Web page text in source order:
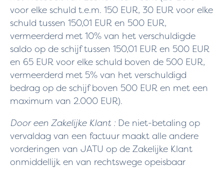
voor elke schuld t.e.m. 150 EUR, 30 EUR voor elke
schuld tussen 150,01 EUR en 500 EUR,
vermeerderd met 10% van het verschuldigde
saldo op de schijf tussen 150,01 EUR en 500 EUR
en 65 EUR voor elke schuld boven de 500 EUR,
vermeerderd met 5% van het verschuldigd
bedrag op de schijf boven 500 EUR en met een
maximum van 2.000 EUR).
Door een Zakelijke Klant : De niet-betaling op
vervaldag van een factuur maakt alle andere
vorderingen van JATU op de Zakelijke Klant
onmiddellijk en van rechtswege opeisbaar